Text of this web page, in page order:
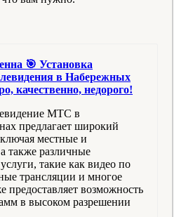
🎯 Установка
в Набережных
качественно, недорого!
МТС в
предлагает широкий
местные и
также различные
такие как видео по
трансляции и многое
предоставляет возможность
в высоком разрешении